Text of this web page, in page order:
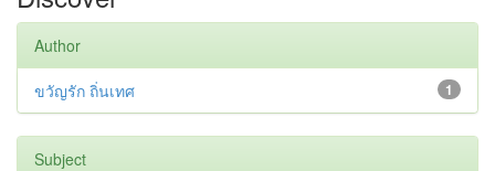
Author
1
ขวัญรัก ถิ่นเทศ
Subject